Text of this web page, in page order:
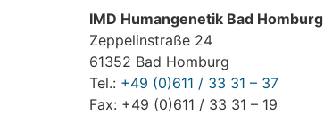
IMD Humangenetik Bad Homburg
Zeppelinstraße 24
61352 Bad Homburg
Tel.: +49 (0)611 / 33 31 – 37
Fax: +49 (0)611 / 33 31 – 19